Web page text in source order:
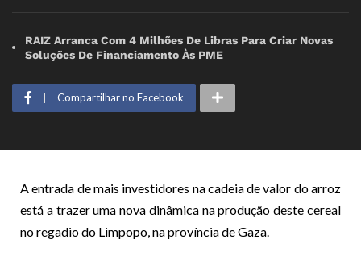
RAIZ Arranca Com 4 Milhões De Libras Para Criar Novas
Soluções De Financiamento Às PME
Compartilhar no Facebook
A entrada de mais investidores na cadeia de valor do arroz
está a trazer uma nova dinâmica na produção deste cereal
no regadio do Limpopo, na província de Gaza.